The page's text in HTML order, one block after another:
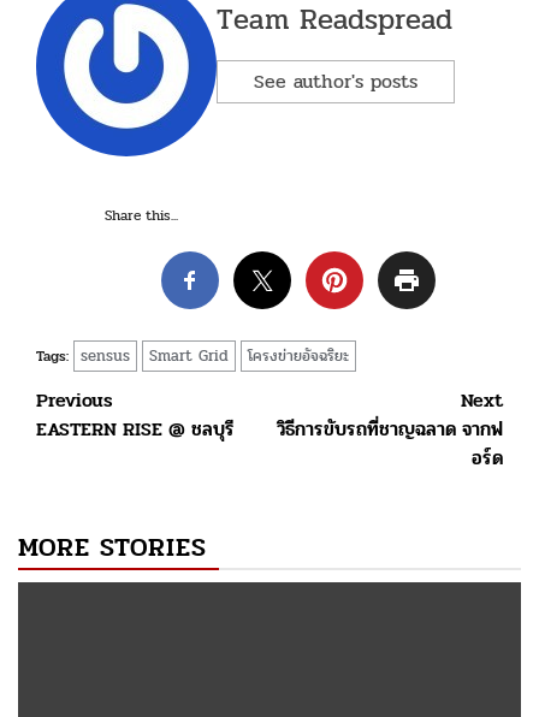
Team Readspread
See author's posts
Share this...
Tags: sensus Smart Grid โครงข่ายอัจฉริยะ
Post
navigation
Previous
EASTERN RISE @ ชลบุรี
Next
วิธีการขับรถที่ชาญฉลาด จากฟ
อร์ด
MORE STORIES